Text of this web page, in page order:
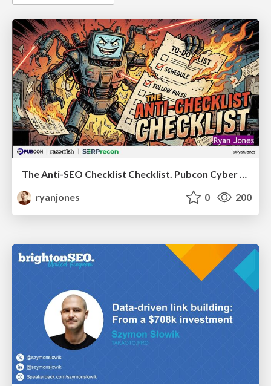
The Anti-SEO Checklist Checklist. Pubcon Cyber Week
ryanjones
0 200